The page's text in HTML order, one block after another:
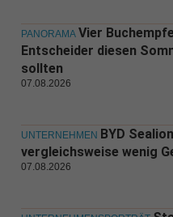
PANORAMA Vier
Entscheider diesen
sollten
07.08.2026
UNTERNEHMEN BYD
vergleichsweise wenig
07.08.2026